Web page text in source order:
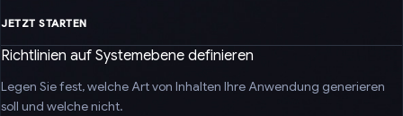
JETZT STARTEN
Richtlinien auf Systemebene definieren
Legen Sie fest, welche Art von Inhalten Ihre Anwendung generieren
soll und welche nicht.